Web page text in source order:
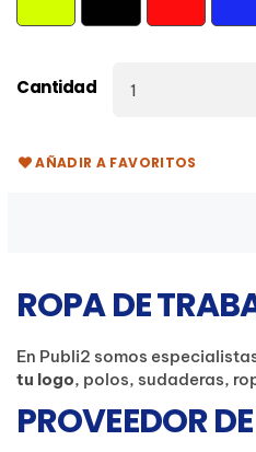
Cantidad
AÑADIR A FAVORITOS
ROPA DE
En Publi2 somos
tu logo, polos, sudaderas,
PROVEEDOR